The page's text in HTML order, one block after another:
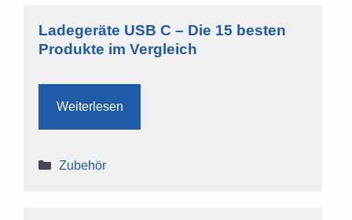
Ladegeräte USB C – Die 15 besten
Produkte im Vergleich
Weiterlesen
Kategorien
Zubehör